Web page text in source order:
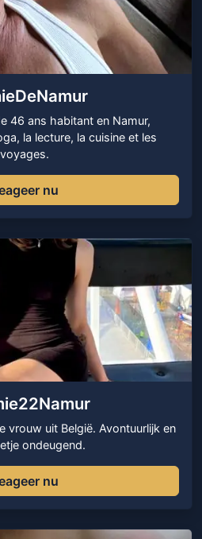
46 ans habitant en Namur,
la lecture, la cuisine et les
voyages.
nu
vrouw uit België. Avontuurlijk en
ondeugend.
nu